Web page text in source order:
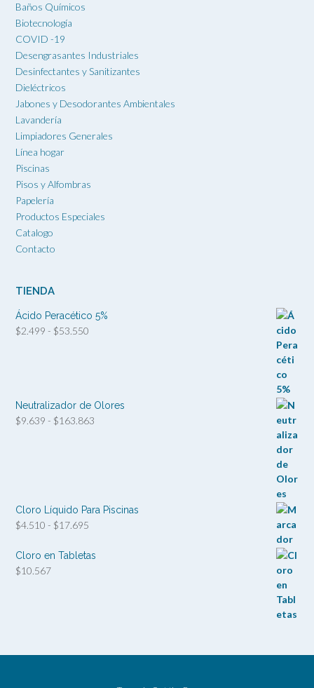
Baños Químicos
Biotecnología
COVID -19
Desengrasantes Industriales
Desinfectantes y Sanitizantes
Dieléctricos
Jabones y Desodorantes Ambientales
Lavandería
Limpiadores Generales
Línea hogar
Piscinas
Pisos y Alfombras
Papelería
Productos Especiales
Catalogo
Contacto
TIENDA
Ácido Peracético 5%
$2.499 - $53.550
hasta
$53.550
Neutralizador de Olores
$9.639 - $163.863
$163.863
Cloro Líquido Para Piscinas
$4.510 - $17.695
precios:
Cloro en Tabletas
$10.567